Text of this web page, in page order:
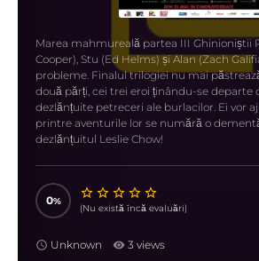
Marea mahmureală partea III Ghinioniștii
Cooper), Stu (Ed Helms) și Alan (Zach
probleme. Finalul trilogiei nu mai
două părți, cei trei eroi ținându-se departe
dezlănțuite petreceri ale burlacilor. Ei vor
printre aventurile lor se numără o
dezlănțuitul Leslie Chow!
0
(Nu există încă evaluări)
Unknown 3 views